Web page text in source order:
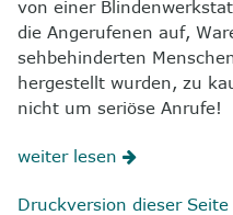
von einer
die Angerufenen auf,
sehbehinderten
hergestellt wurden, zu
nicht um seriöse Anrufe!
weiter lesen
Druckversion dieser Seite